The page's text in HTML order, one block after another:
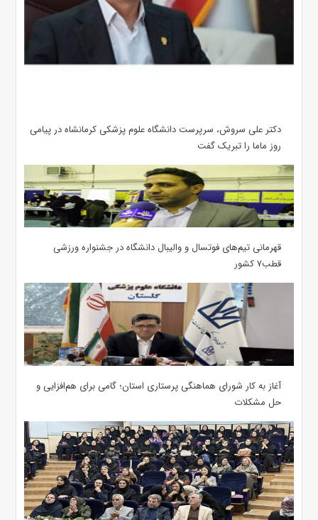
دکتر علی سروش، سرپرست دانشگاه علوم پزشکی کرمانشاه در پیامی
روز ماما را تبریک گفت
قهرمانی تیم‌های فوتسال و والیبال دانشگاه در جشنواره ورزشی
قطب۷ کشور
آغاز به کار شورای هماهنگی پرستاری استان؛ گامی برای هم‌افزایی و
حل مشکلات